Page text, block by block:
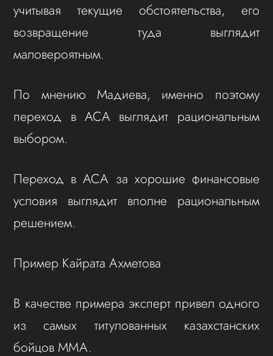
учитывая текущие обстоятельства, его
возвращение туда выглядит
маловероятным.
По мнению Мадиева, именно поэтому
переход в ACA выглядит рациональным
выбором.
Переход в ACA за хорошие финансовые
условия выглядит вполне рациональным
решением.
Пример Кайрата Ахметова
В качестве примера эксперт привел одного
из самых титулованных казахстанских
бойцов ММА.